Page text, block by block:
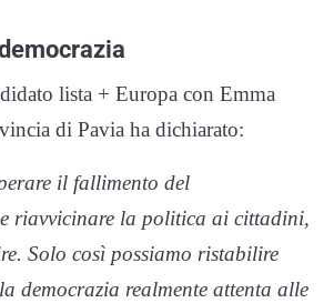
lista + Europa con Emma
di Pavia ha dichiarato:
il fallimento del
riavvicinare la politica ai cittadini,
Solo così possiamo ristabilire
democrazia realmente attenta alle